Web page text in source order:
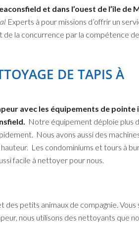
et dans l’ouest de l’île de
Experts à pour missions d’offrir un
la concurrence par la compétence
DE TAPIS À
avec les équipements de pointe
Notre équipement déploie plus
Nous avons aussi des
Les condominiums et tours à
facile à nettoyer pour nous.
petits animaux de compagnie. Vous
nous utilisons des nettoyants que